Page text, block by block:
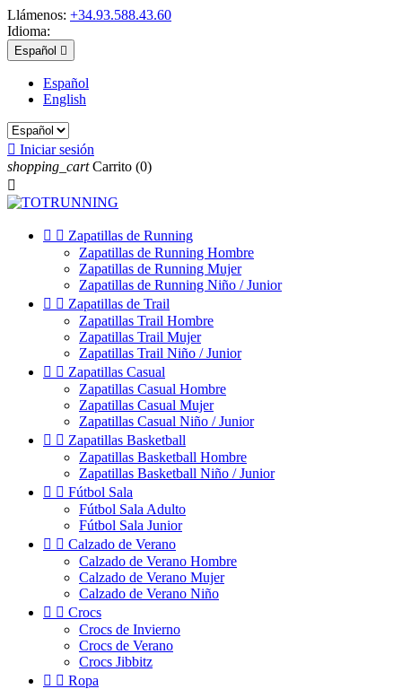
Llámenos: +34.93.588.43.60
Idioma:
Español 
Español
English
 Iniciar sesión
shopping_cart Carrito (0)

  Zapatillas de Running
Zapatillas de Running Hombre
Zapatillas de Running Mujer
Zapatillas de Running Niño / Junior
  Zapatillas de Trail
Zapatillas Trail Hombre
Zapatillas Trail Mujer
Zapatillas Trail Niño / Junior
  Zapatillas Casual
Zapatillas Casual Hombre
Zapatillas Casual Mujer
Zapatillas Casual Niño / Junior
  Zapatillas Basketball
Zapatillas Basketball Hombre
Zapatillas Basketball Niño / Junior
  Fútbol Sala
Fútbol Sala Adulto
Fútbol Sala Junior
  Calzado de Verano
Calzado de Verano Hombre
Calzado de Verano Mujer
Calzado de Verano Niño
  Crocs
Crocs de Invierno
Crocs de Verano
Crocs Jibbitz
  Ropa